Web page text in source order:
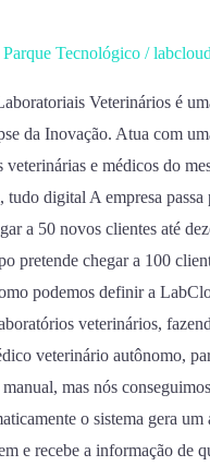
Tecnológico /labcloud
Veterinários é
da Inovação. Atua com
e médicos do
digital A empresa passa
a 50 novos clientes até
pretende chegar a 100
podemos definir a
veterinários,
veterinário autônomo,
mas nós
o sistema gera
e recebe a informação de